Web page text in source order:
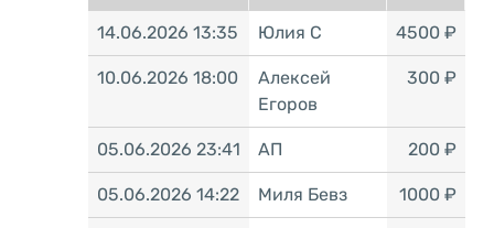
14.06.2026 13:35 Юлия С 4500 ₽
10.06.2026 18:00
Алексей
Егоров
300 ₽
05.06.2026 23:41 АП 200 ₽
05.06.2026 14:22 Миля Бевз 1000 ₽